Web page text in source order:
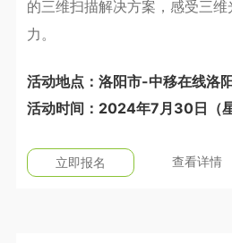
的三维扫描解决方案，感受三
力。
活动地点：洛阳市-中移在线洛
活动时间：2024年7月30日（星
立即报名 查看详情